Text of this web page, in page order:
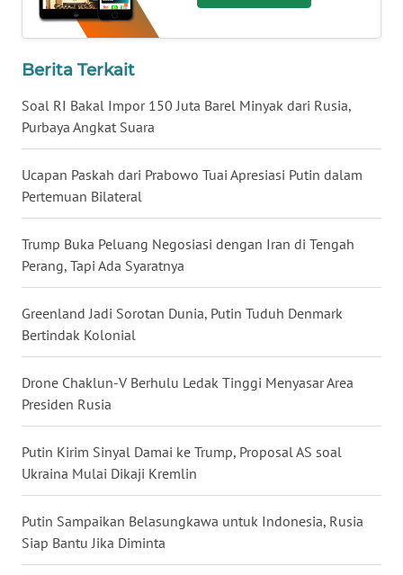
Berita Terkait
Soal RI Bakal Impor 150 Juta Barel Minyak dari Rusia,
Purbaya Angkat Suara
Ucapan Paskah dari Prabowo Tuai Apresiasi Putin dalam
Pertemuan Bilateral
Trump Buka Peluang Negosiasi dengan Iran di Tengah
Perang, Tapi Ada Syaratnya
Greenland Jadi Sorotan Dunia, Putin Tuduh Denmark
Bertindak Kolonial
Drone Chaklun-V Berhulu Ledak Tinggi Menyasar Area
Presiden Rusia
Putin Kirim Sinyal Damai ke Trump, Proposal AS soal
Ukraina Mulai Dikaji Kremlin
Putin Sampaikan Belasungkawa untuk Indonesia, Rusia
Siap Bantu Jika Diminta
WN
NUSANTARA
JOGJA
JATIM
WN
BALI
WN
KALBAR
WN
KALTENG
WN